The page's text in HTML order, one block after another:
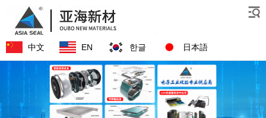
中文 EN 한글 日本語